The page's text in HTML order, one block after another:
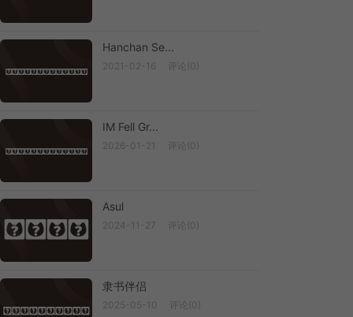
Hanchan Se...
Hanchan Se...
2021-02-16 评论(0)
IM Fell Gr...
IM Fell Gr...
2026-01-21 评论(0)
Asul
Asul
2024-11-27 评论(0)
LishuBuddy
隶书伴侣
2025-05-10 评论(0)